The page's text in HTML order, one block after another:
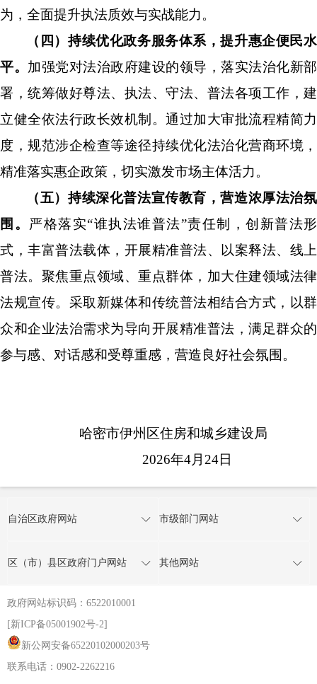
为，全面提升执法质效与实战能力。
（四）持续优化政务服务体系，提升惠企便民水
平。 加强党对法治政府建设的领导，落实法治化新部
署，统筹做好尊法、执法、守法、普法各项工作，建
立健全依法行政长效机制。通过加大审批流程精简力
度，规范涉企检查等途径持续优化法治化营商环境，
精准落实惠企政策，切实激发市场主体活力。
（五）持续深化普法宣传教育，营造浓厚法治氛
围。 严格落实“谁执法谁普法”责任制，创新普法形
式，丰富普法载体，开展精准普法、以案释法、线上
普法。聚焦重点领域、重点群体，加大住建领域法律
法规宣传。采取新媒体和传统普法相结合方式，以群
众和企业法治需求为导向开展精准普法，满足群众的
参与感、对话感和受尊重感，营造良好社会氛围。
哈密市伊州区住房和城乡建设局
2026年4月 24日
自治区政府网站 市级部门网站
区（市）县区政府门户网站 其他网站
政府网站标识码：6522010001
[新ICP备05001902号-2]
新公网安备65220102000203号
联系电话：0902-2262216